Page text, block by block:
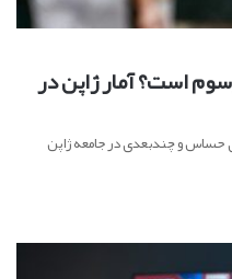
است؟ آمار ژاپن در
و چندبعدی در جامعه ژاپن